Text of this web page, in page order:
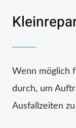
Wenn möglich
durch, um
Ausfallzeiten